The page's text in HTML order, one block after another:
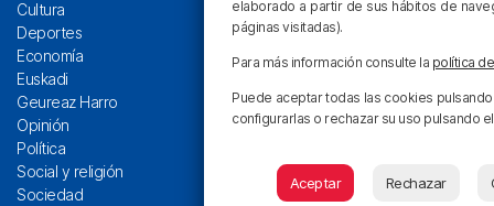
Cultura
Deportes
Economía
Euskadi
Geureaz Harro
Opinión
Política
Social y religión
Sociedad
elaborado a partir de sus hábitos de
páginas visitadas).
Para más información consulte la política
Puede aceptar todas las cookies
configurarlas o rechazar su uso pulsando
Aceptar Rechazar